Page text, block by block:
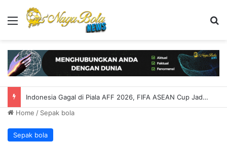
Menu
Indonesia Gagal di Piala AFF 2026, FIFA ASEAN Cup Jadi Kesempatan Bangkit
Home / Sepak bola
Sepak bola